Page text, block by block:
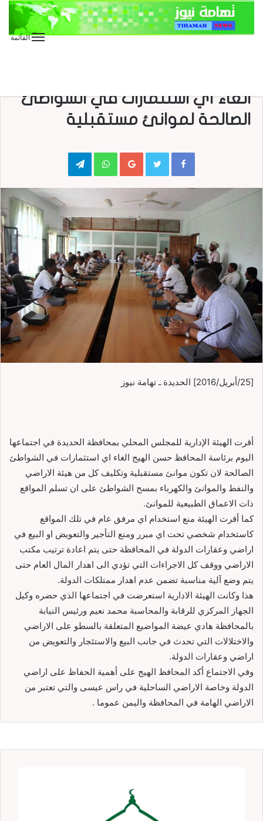
القائمة
الغاء أي استثمارات في الشواطئ
الصالحة لموانئ مستقبلية
Google+
WhatsApp
Telegram
[25/أبريل/2016] الحديدة ـ تهامة نيوز
أقرت الهيئة الإدارية للمجلس المحلي بمحافظة الحديدة في اجتماعها
اليوم برئاسة المحافظ حسن الهيج الغاء اي استثمارات في الشواطئ
الصالحة لان تكون موانئ مستقبلية وتكليف كل من هيئة الاراضي
والنفط والموانئ والكهرباء بمسح الشواطئ على ان تسلم المواقع
ذات الاعماق الطبيعية للموانئ.
كما أقرت الهيئة منع استخدام اي مرفق عام في تلك المواقع
كاستخدام شخصي تحت اي مبرر ومنع التأجير والتعويض او البيع في
اراضي وعقارات الدولة في المحافظة حتى يتم اعادة ترتيب مكتب
الاراضي ووقف كل الاجراءات التي تؤدي الى اهدار المال العام حتى
يتم وضع آلية مناسبة تضمن عدم اهدار ممتلكات الدولة.
هذا وكانت الهيئة الادارية استعرضت في اجتماعها الذي حضره وكيل
الجهاز المركزي للرقابة والمحاسبة محمد نعيم ورئيس النيابة
بالمحافظة هادي عيضة المواضيع المتعلقة بالسطو على الاراضي
والاختلالات التي تحدث في جانب البيع والاستئجار والتعويض من
اراضي وعقارات الدولة.
وفي الاجتماع أكد المحافظ الهيج على أهمية الحفاظ على اراضي
الدولة وخاصة الاراضي الساحلية في راس عيسى والتي تعتبر من
الاراضي الهامة في المحافظة واليمن عموما .